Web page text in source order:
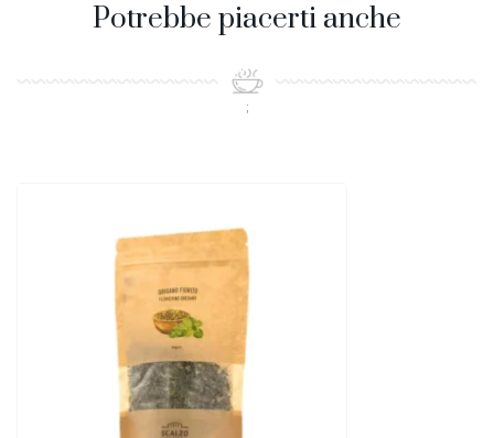
Potrebbe piacerti anche
;